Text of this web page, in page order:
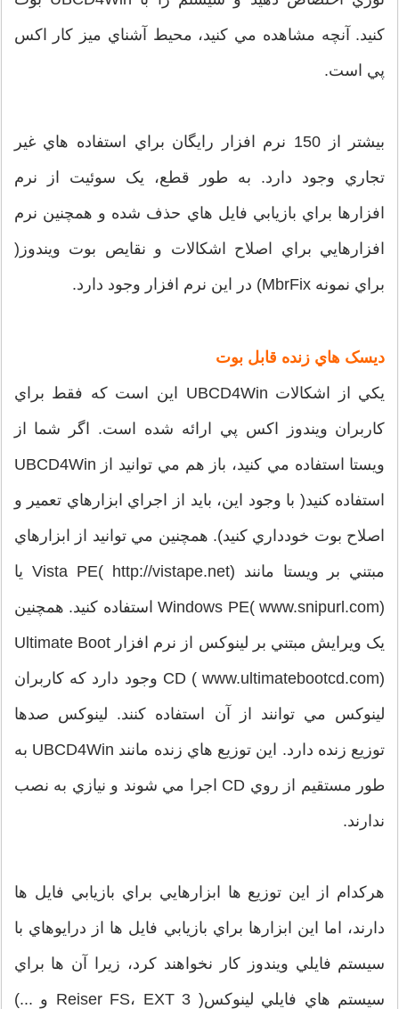
کنيد. آنچه مشاهده مي کنيد، محيط آشناي ميز کار اکس
پي است.
بيشتر از 150 نرم افزار رايگان براي استفاده هاي غير
تجاري وجود دارد. به طور قطع، يک سوئيت از نرم
افزارها براي بازيابي فايل هاي حذف شده و همچنين نرم
افزارهايي براي اصلاح اشکالات و نقايص بوت ويندوز(
براي نمونه MbrFix) در اين نرم افزار وجود دارد.
ديسک هاي زنده قابل بوت
يکي از اشکالات UBCD4Win اين است که فقط براي
کاربران ويندوز اکس پي ارائه شده است. اگر شما از
ويستا استفاده مي کنيد، باز هم مي توانيد از UBCD4Win
استفاده کنيد( با وجود اين، بايد از اجراي ابزارهاي تعمير و
اصلاح بوت خودداري کنيد). همچنين مي توانيد از ابزارهاي
مبتني بر ويستا مانند Vista PE( http://vistape.net) يا
Windows PE( www.snipurl.com) استفاده کنيد. همچنين
يک ويرايش مبتني بر لينوکس از نرم افزار Ultimate Boot
CD ( www.ultimatebootcd.com) وجود دارد که کاربران
لينوکس مي توانند از آن استفاده کنند. لينوکس صدها
توزيع زنده دارد. اين توزيع هاي زنده مانند UBCD4Win به
طور مستقيم از روي CD اجرا مي شوند و نيازي به نصب
ندارند.
هرکدام از اين توزيع ها ابزارهايي براي بازيابي فايل ها
دارند، اما اين ابزارها براي بازيابي فايل ها از درايوهاي با
سيستم فايلي ويندوز کار نخواهند کرد، زيرا آن ها براي
سيستم هاي فايلي لينوکس( Reiser FS، EXT 3 و ...)